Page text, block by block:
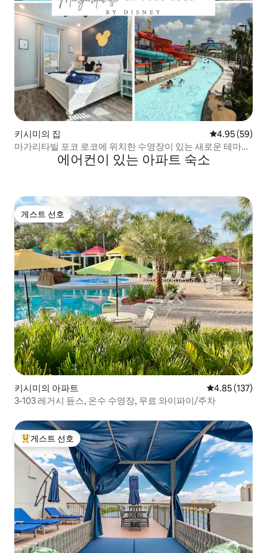
키시미의 집 평점 4.95점(5
4.95 (59)
마가리타빌 포코 로코에 위치한 수영장이 있는 새로운 테마의
에어컨이 있는 아파트 숙소
게스트 선호
게스트 선호
키시미의 아파트 평점 4.85점(5
4.85 (137)
3-103 레거시 듄스, 온수 수영장, 무료 와이파이/주차
상위 게스트 선호
게스트 선호